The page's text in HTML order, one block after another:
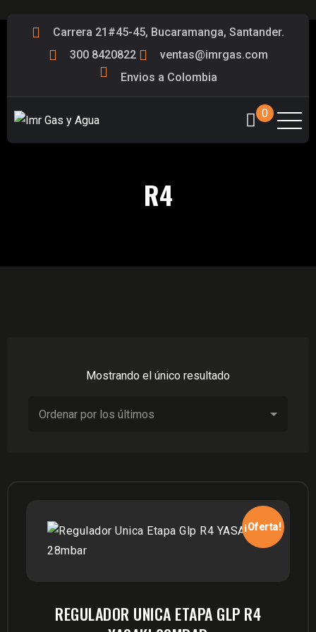
Carrera 21#45-45, Bucaramanga, Santander.
300 8420822
ventas@imrgas.com
Envios a Colombia
0
R4
Mostrando el único resultado
¡Oferta!
REGULADOR UNICA ETAPA GLP R4